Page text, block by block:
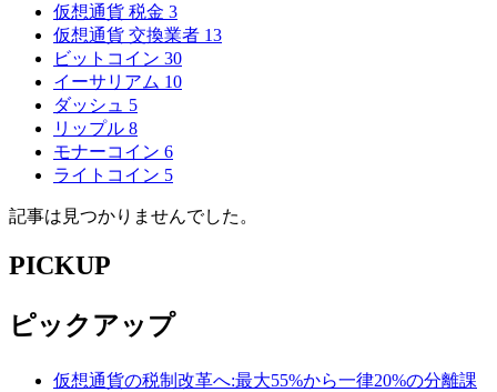
仮想通貨 税金 3
仮想通貨 交換業者 13
ビットコイン 30
イーサリアム 10
ダッシュ 5
リップル 8
モナーコイン 6
ライトコイン 5
記事は見つかりませんでした。
PICKUP
ピックアップ
仮想通貨の税制改革へ:最大55%から一律20%の分離課